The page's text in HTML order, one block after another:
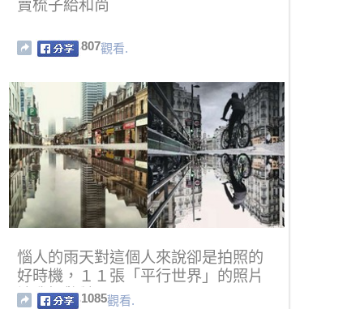
賣梳子給和尚
807觀看.
惱人的雨天對這個人來說卻是拍照的
好時機，１１張「平行世界」的照片
讓我好驚豔！
1085觀看.